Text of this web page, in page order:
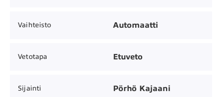
Vaihteisto Automaatti
Vetotapa Etuveto
Sijainti Pörhö Kajaani